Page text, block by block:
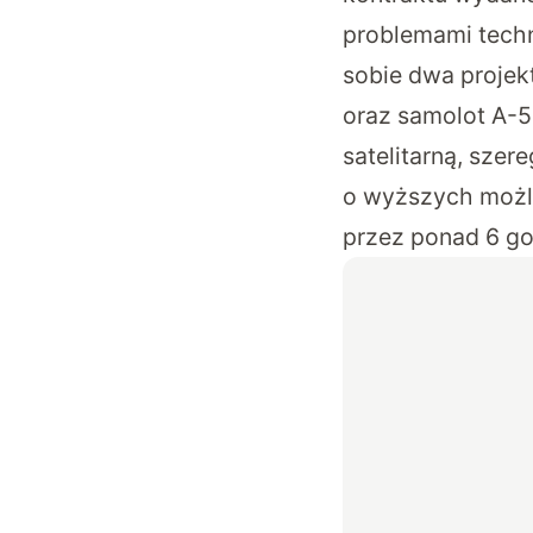
problemami
sobie dwa
oraz samolot A-
satelitarną,
o wyższych
przez ponad 6